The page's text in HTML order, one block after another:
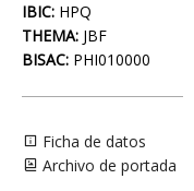
IBIC: HPQ
THEMA: JBF
BISAC: PHI010000
Ficha de datos
Archivo de portada